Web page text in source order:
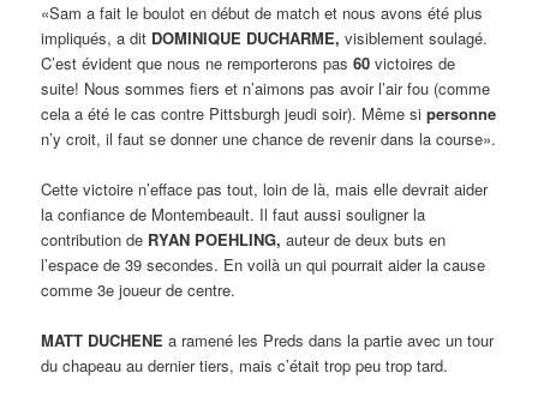
«Sam a fait le boulot en début de match et nous avons été plus
impliqués, a dit DOMINIQUE DUCHARME, visiblement soulagé.
C’est évident que nous ne remporterons pas60 victoires de
suite! Nous sommes fiers et n’aimons pas avoir l’air fou (comme
cela a été le cas contre Pittsburgh jeudi soir). Même sipersonne
n’y croit, il faut se donner une chance de revenir dans la course».
Cette victoire n’efface pas tout, loin de là, mais elle devrait aider
la confiance de Montembeault. Il faut aussi souligner la
contribution de RYAN POEHLING, auteur de deux buts en
l’espace de 39 secondes. En voilà un qui pourrait aider la cause
comme 3e joueur de centre.
MATT DUCHENE a ramené les Preds dans la partie avec un tour
du chapeau au dernier tiers, mais c’était trop peu trop tard.